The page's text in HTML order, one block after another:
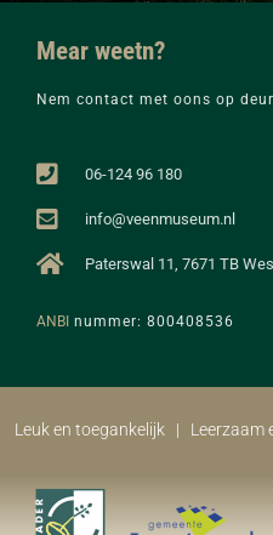
Mear weetn?
Nem contact met oons op deur
06-124 96 180
info@veenmuseum.nl
Paterswal 11, 7671 TB
ANBI nummer: 800408536
Leuk en toegankelijk |